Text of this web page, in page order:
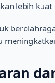
lebih